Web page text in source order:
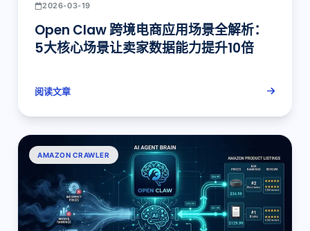
2026-03-19
Open Claw 跨境电商应用场景全解析：
5大核心场景让卖家数据能力提升10倍
阅读文章
AMAZON CRAWLER